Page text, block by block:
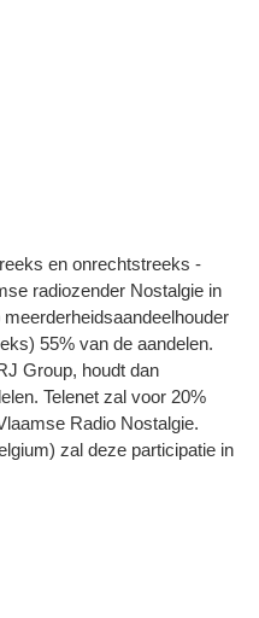
en onrechtstreeks -
radiozender Nostalgie in
55% van de aandelen.
Group, houdt dan
Telenet zal voor 20%
Radio Nostalgie.
zal deze participatie in